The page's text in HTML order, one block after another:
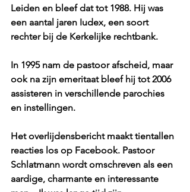
Leiden en bleef dat tot 1988. Hij was
een aantal jaren Iudex, een soort
rechter bij de Kerkelijke rechtbank.
In 1995 nam de pastoor afscheid, maar
ook na zijn emeritaat bleef hij tot 2006
assisteren in verschillende parochies
en instellingen.
Het overlijdensbericht maakt tientallen
reacties los op Facebook. Pastoor
Schlatmann wordt omschreven als een
aardige, charmante en interessante